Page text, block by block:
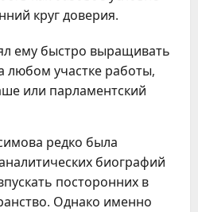
круг доверия.
ему быстро выращивать
участке работы,
или парламентский
редко была
биографий
посторонних в
Однако именно